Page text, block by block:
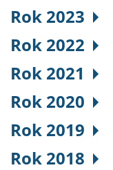
Rok 2023
Rok 2022
Rok 2021
Rok 2020
Rok 2019
Rok 2018